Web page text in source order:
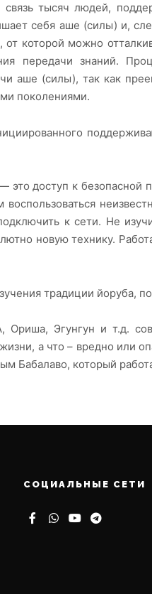
тысяч людей,
себя аше (силы) и,
от которой можно
передачи знаний.
аше (силы), так как
поколениями.
это доступ к
к сети. Не
новую технику.
традиции йоруба,
Ориша, Эгунгун и т.д.
а что – вредно
Бабалаво, который
СОЦИАЛЬНЫЕ СЕТИ